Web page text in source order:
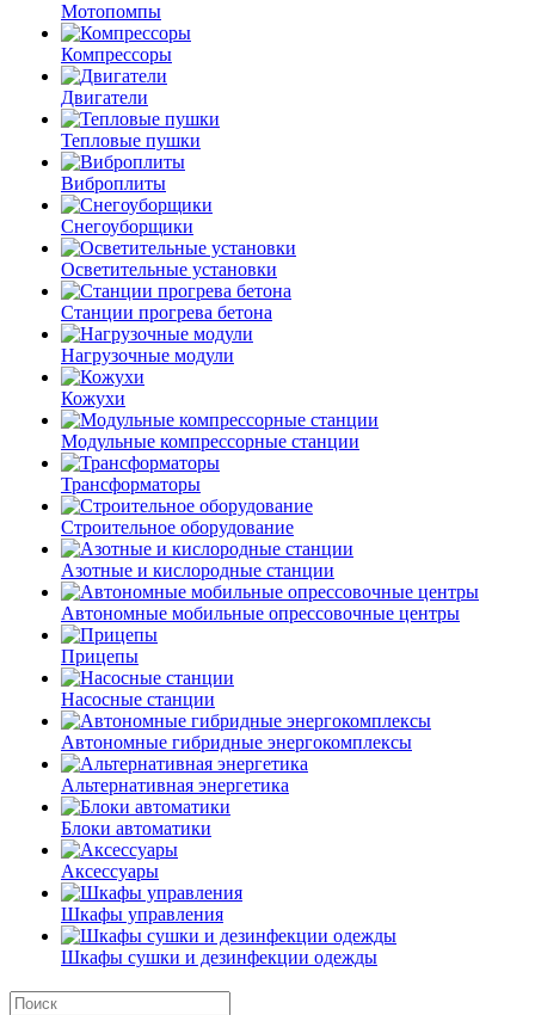
Мотопомпы
Компрессоры
Двигатели
Тепловые пушки
Виброплиты
Снегоуборщики
Осветительные установки
Станции прогрева бетона
Нагрузочные модули
Кожухи
Модульные компрессорные станции
Трансформаторы
Строительное оборудование
Азотные и кислородные станции
Автономные мобильные опрессовочные центры
Прицепы
Насосные станции
Автономные гибридные энергокомплексы
Альтернативная энергетика
Блоки автоматики
Аксессуары
Шкафы управления
Шкафы сушки и дезинфекции одежды